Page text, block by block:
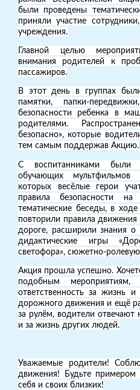
были проведены
приняли участие
учреждения.
Главной целью
внимания родителей к
пассажиров.
В этот день в группах
памятки, папки-
безопасности ребенка в
родителями.
безопасно», которые
тем самым поддержав Акцию.
С воспитанниками были
обучающих мультфильмов
которых весёлые герои
правила безопасности на
тематические беседы, в
повторили правила движения
дороге, расширили знания
дидактические игры
светофора», сюжетно-ролевую
Акция прошла успешно.
подобным
ответственность за жизнь
дорожного движения и ещё
за рулём, водители
и за жизнь других людей.
Уважаемые родители!
движения! Будьте примером
себя и своих близких!